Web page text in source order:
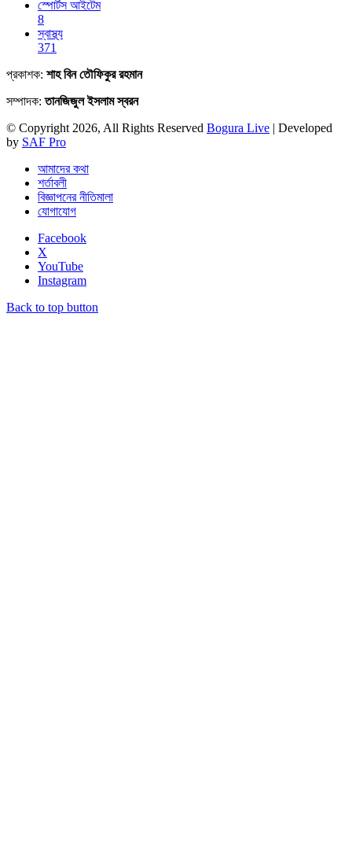
স্পোর্টস আইটেম
8
স্বাস্থ্য
371
প্রকাশক: শাহ বিন তৌফিকুর রহমান
সম্পাদক:তানজিজুল ইসলাম স্বরন
© Copyright 2026, All Rights Reserved Bogura Live | Developed
by SAF Pro
আমাদের কথা
শর্তাবলী
বিজ্ঞাপনের নীতিমালা
যোগাযোগ
Facebook
X
YouTube
Instagram
Back to top button